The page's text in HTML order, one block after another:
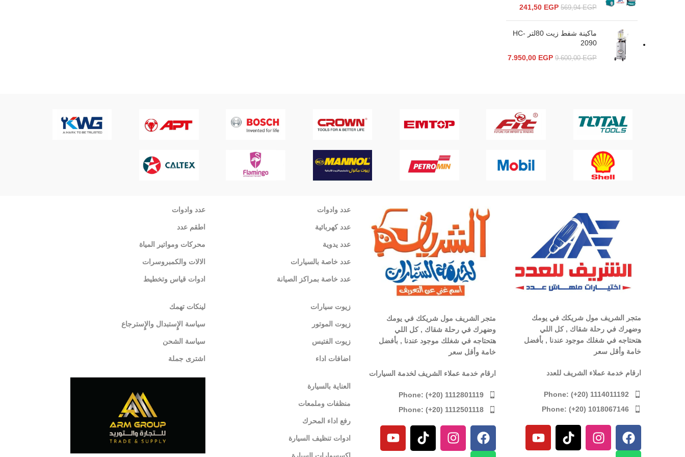
569,94EGP
241,50 EGP
ماكينة شفط زيت 80لتر HC-
2090
9.600,00EGP
7.950,00 EGP
متجر الشريف مول شريكك في يومك
وضهرك في رحلة شقاك , كل اللي
هتحتاجه في شغلك موجود عندنا , بأفضل
خامة وأقل سعر
ارقام خدمة عملاء الشريف للعدد
Phone: (+20) 1114011192
Phone: (+20) 1018067146
متجر الشريف مول شريكك في يومك
وضهرك في رحلة شقاك , كل اللي
هتحتاجه في شغلك موجود عندنا , بأفضل
خامة وأقل سعر
ارقام خدمة عملاء الشريف لخدمة السيارات
Phone: (+20) 1112801119
Phone: (+20) 1112501118
عدد وادوات
عدد كهربائية
عدد يدوية
عدد خاصة بالسيارات
عدد خاصة بمراكز الصيانة
زيوت سيارات
زيوت الموتور
زيوت الفتيس
اضافات اداء
العناية بالسيارة
منظفات وملمعات
رفع اداء المحرك
ادوات تنظيف السيارة
عدد وادوات
اطقم عدد
محركات ومواتير المياة
الالات والكمبروسرات
ادوات قياس وتخطيط
لينكات تهمك
سياسة الإٍستبدال والإٍسترجاع
سياسة الشحن
اشترى جملة